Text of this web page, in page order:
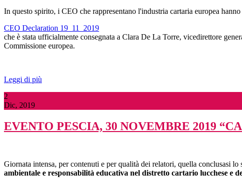
In questo spirito, i CEO che rappresentano l'industria cartaria europea
CEO Declaration 19_11_2019
che è stata ufficialmente consegnata a Clara De La Torre, vicedirettore
Commissione europea.
Leggi di più
2
Dic, 2019
EVENTO PESCIA, 30 NOVEMBRE 2019
Giornata intensa, per contenuti e per qualità dei relatori, quella conclusasi
ambientale e responsabilità educativa nel distretto cartario lucchese e